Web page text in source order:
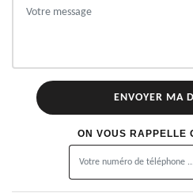
ON VOUS RAPPELLE